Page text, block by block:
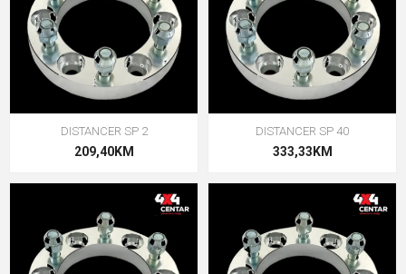
DISTANCER SP 2
209,40KM
DISTANCER SP 40
333,33KM